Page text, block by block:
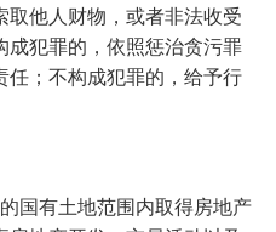
他人财物，或者非法收受
犯罪的，依照惩治贪污罪
任；不构成犯罪的，给予行
国有土地范围内取得房地产